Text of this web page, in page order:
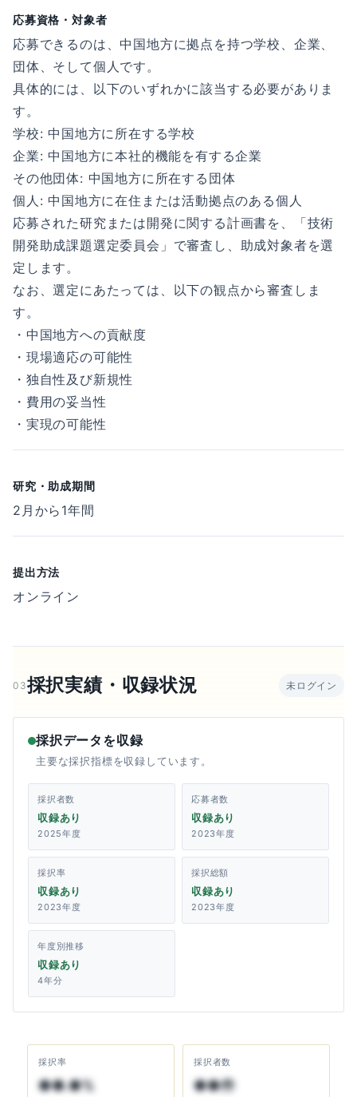
応募資格・対象者
応募できるのは、中国地方に拠点を持つ学校、企業、
団体、そして個人です。
具体的には、以下のいずれかに該当する必要がありま
す。
学校: 中国地方に所在する学校
企業: 中国地方に本社的機能を有する企業
その他団体: 中国地方に所在する団体
個人: 中国地方に在住または活動拠点のある個人
応募された研究または開発に関する計画書を、「技術
開発助成課題選定委員会」で審査し、助成対象者を選
定します。
なお、選定にあたっては、以下の観点から審査しま
す。
・中国地方への貢献度
・現場適応の可能性
・独自性及び新規性
・費用の妥当性
・実現の可能性
研究・助成期間
2月から1年間
提出方法
オンライン
03採択実績・収録状況 未ログイン
採択データを収録
主要な採択指標を収録しています。
採択者数
収録あり
2025年度
応募者数
収録あり
2023年度
採択率
収録あり
2023年度
採択総額
収録あり
2023年度
年度別推移
収録あり
4年分
採択率
●●.●%
採択者数
●●件